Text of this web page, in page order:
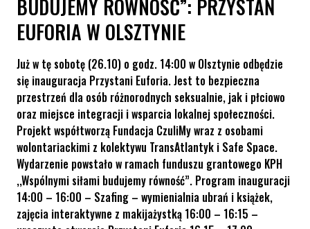
BUDUJEMY RÓWNOŚĆ”: PRZYSTAŃ
EUFORIA W OLSZTYNIE
Już w tę sobotę (26.10) o godz. 14:00 w Olsztynie odbędzie
się inauguracja Przystani Euforia. Jest to bezpieczna
przestrzeń dla osób różnorodnych seksualnie, jak i płciowo
oraz miejsce integracji i wsparcia lokalnej społeczności.
Projekt współtworzą Fundacja CzuliMy wraz z osobami
wolontariackimi z kolektywu TransAtlantyk i Safe Space.
Wydarzenie powstało w ramach funduszu grantowego KPH
,,Wspólnymi siłami budujemy równość”. Program inauguracji
14:00 – 16:00 – Szafing – wymienialnia ubrań i książek,
zajęcia interaktywne z makijażystką 16:00 – 16:15 –